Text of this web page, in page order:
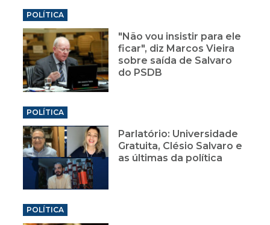
POLÍTICA
"Não vou insistir para ele
ficar", diz Marcos Vieira
sobre saída de Salvaro
do PSDB
POLÍTICA
Parlatório: Universidade
Gratuita, Clésio Salvaro e
as últimas da política
POLÍTICA